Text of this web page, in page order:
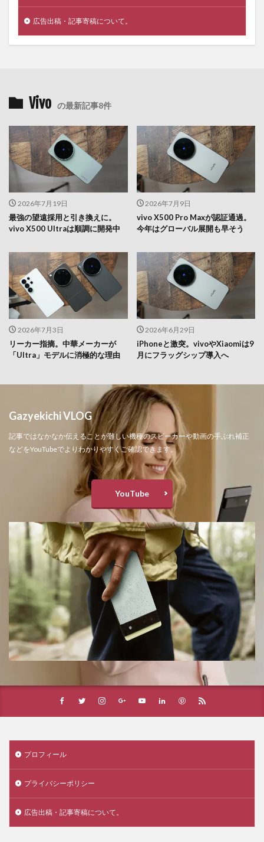
広告出稿・記事寄稿について。
Vivo の最新記事8件
2026年7月19日
最強の望遠採用と引き換えに。
vivo X500 Ultraは順調に開発中
2026年7月9日
vivo X500 Pro Maxが認証通過。
今年はグローバル展開も早そう
2026年7月3日
リーカー指摘。中華メーカーが
「Ultra」モデルに消極的な理由
2026年6月29日
iPhoneと激突。vivoやXiaomiは9
月にフラッグシップ導入へ
Gazyekichi VLOG
記事ではなかなか伝えることが難しい機種のスピーカーや動画の手ぶれ補正
などをYouTubeでよりわかりやすくご確認できます。
YouTube
プロフィール
プライバシーポリシー
広告出稿・記事寄稿について。